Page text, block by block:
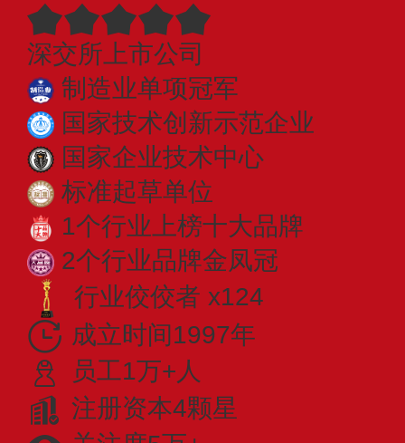
深交所上市公司
制造业单项冠军
国家技术创新示范企业
国家企业技术中心
标准起草单位
1个行业上榜十大品牌
2个行业品牌金凤冠
行业佼佼者 x124
成立时间1997年
员工1万+人
注册资本4颗星